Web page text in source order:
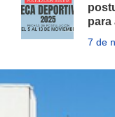
para
7 de